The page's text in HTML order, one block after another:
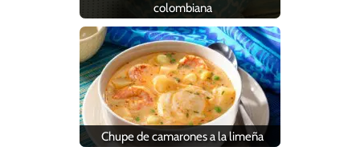
colombiana
Chupe de camarones a la limeña